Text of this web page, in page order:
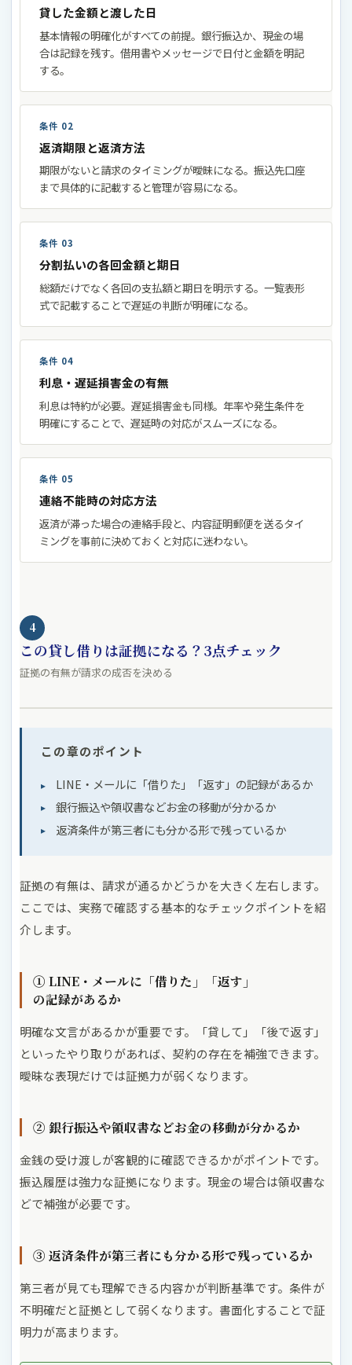
貸した金額と渡した日
基本情報の明確化がすべての前提。銀行振込か、現金の場
合は記録を残す。借用書やメッセージで日付と金額を明記
する。
条件 02
返済期限と返済方法
期限がないと請求のタイミングが曖昧になる。振込先口座
まで具体的に記載すると管理が容易になる。
条件 03
分割払いの各回金額と期日
総額だけでなく各回の支払額と期日を明示する。一覧表形
式で記載することで遅延の判断が明確になる。
条件 04
利息・遅延損害金の有無
利息は特約が必要。遅延損害金も同様。年率や発生条件を
明確にすることで、遅延時の対応がスムーズになる。
条件 05
連絡不能時の対応方法
返済が滞った場合の連絡手段と、内容証明郵便を送るタイ
ミングを事前に決めておくと対応に迷わない。
4
この貸し借りは証拠になる？3点チェック
証拠の有無が請求の成否を決める
この章のポイント
LINE・メールに「借りた」「返す」の記録があるか
銀行振込や領収書などお金の移動が分かるか
返済条件が第三者にも分かる形で残っているか
証拠の有無は、請求が通るかどうかを大きく左右します。
ここでは、実務で確認する基本的なチェックポイントを紹
介します。
① LINE・メールに「借りた」「返す」
の記録があるか
明確な文言があるかが重要です。「貸して」「後で返す」
といったやり取りがあれば、契約の存在を補強できます。
曖昧な表現だけでは証拠力が弱くなります。
② 銀行振込や領収書などお金の移動が分かるか
金銭の受け渡しが客観的に確認できるかがポイントです。
振込履歴は強力な証拠になります。現金の場合は領収書な
どで補強が必要です。
③ 返済条件が第三者にも分かる形で残っているか
第三者が見ても理解できる内容かが判断基準です。条件が
不明確だと証拠として弱くなります。書面化することで証
明力が高まります。